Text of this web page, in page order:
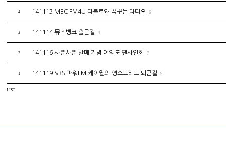
4 141113 MBC FM4U 타블로와 꿈꾸는 라디오 6
3 141114 뮤직뱅크 출근길 4
2 141116 사뿐사뿐 발매 기념 여의도 팬사인회 7
1 141119 SBS 파워FM 케이윌의 영스트리트 퇴근길 9
LIST